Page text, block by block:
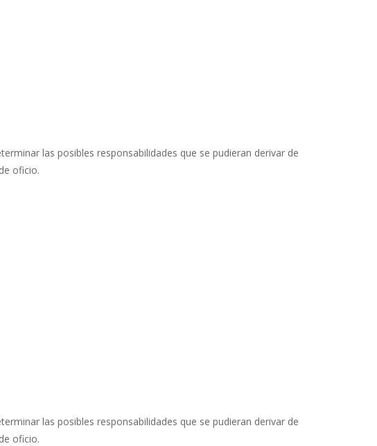
las posibles responsabilidades que se pudieran derivar de
oficio.
las posibles responsabilidades que se pudieran derivar de
oficio.